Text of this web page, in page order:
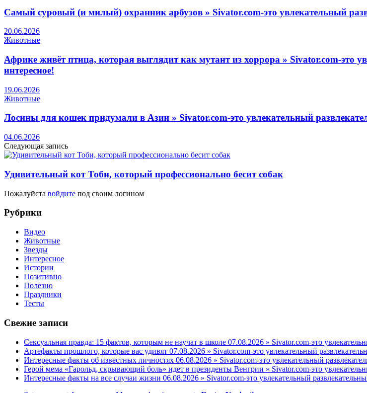
Самый суровый (и милый) охранник арбузов » Sivator.com-это увлекательный
20.06.2026
Животные
Африке живёт птица, которая выглядит как мутант из хоррора » Sivator.com-это
интересное!
19.06.2026
Животные
Лосины для кошек придумали в Азии » Sivator.com-это увлекательный
04.06.2026
Следующая запись
Удивительный кот Тоби, который профессионально бесит собак
Пожалуйста войдите под своим логином
Рубрики
Видео
Животные
Звезды
Интересное
Истории
Позитивно
Полезно
Праздники
Тесты
Свежие записи
Сексуальная правда: 15 фактов, которым не научат в школе 07.08.2026 » Sivator.com-это
Артефакты прошлого, которые вас удивят 07.08.2026 » Sivator.com-это увлекательный
Интересные факты об известных личностях 06.08.2026 » Sivator.com-это увлекательный
Герой мема «Гарольд, скрывающий боль» идет в президенты Венгрии » Sivator.com-это
Интересные факты на все случаи жизни 06.08.2026 » Sivator.com-это увлекательный